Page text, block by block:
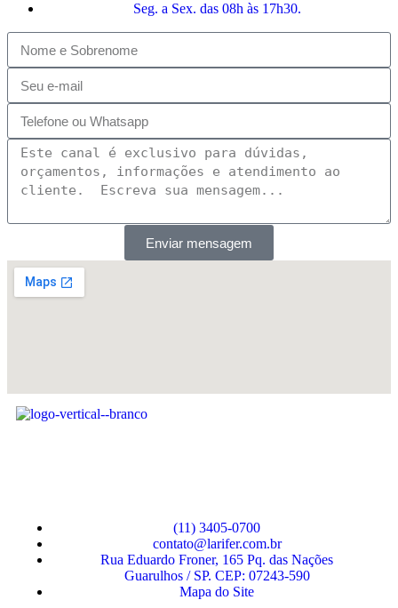
Seg. a Sex. das 08h às 17h30.
Enviar mensagem
(11) 3405-0700
contato@larifer.com.br
Rua Eduardo Froner, 165 Pq. das Nações
Guarulhos / SP. CEP: 07243-590
Mapa do Site